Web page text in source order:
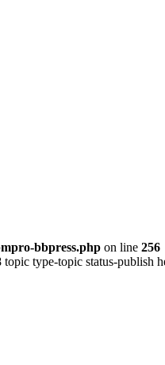
bbpress.php on line 256
type-topic status-publish